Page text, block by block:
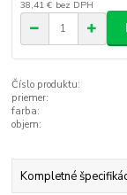
38,41 € bez DPH
Číslo produktu:
priemer:
farba:
objem:
Kompletné